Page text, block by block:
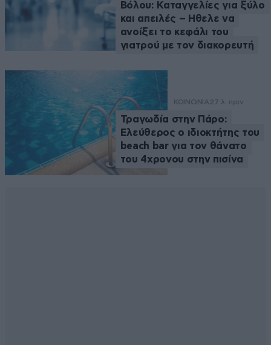
Βόλου: Καταγγελίες για ξύλο
και απειλές – Ηθελε να
ανοίξει το κεφάλι του
γιατρού με τον διακορευτή
ΚΟΙΝΩΝΙΑ27 λ. πριν
Τραγωδία στην Πάρο:
Ελεύθερος ο ιδιοκτήτης του
beach bar για τον θάνατο
του 4χρονου στην πισίνα